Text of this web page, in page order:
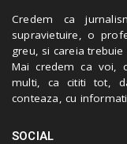
Credem ca
supravietuire, o
greu, si careia
Mai credem ca voi,
multi, ca cititi tot,
conteaza, cu
SOCIAL